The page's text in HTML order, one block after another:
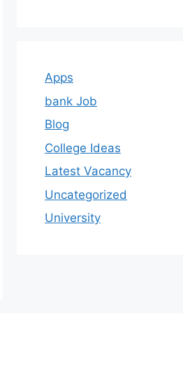
Apps
bank Job
Blog
College Ideas
Latest Vacancy
Uncategorized
University